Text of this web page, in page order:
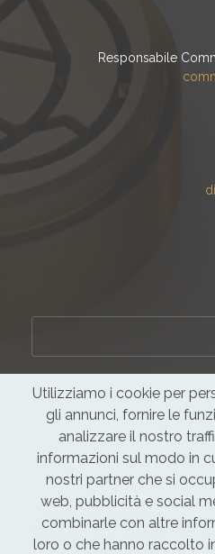
Responsabile
Utilizziamo i cookie per
gli annunci, fornire le
analizzare il nostro
informazioni sul modo in
nostri partner che si
web, pubblicità e social
combinarle con altre
loro o che hanno raccolto